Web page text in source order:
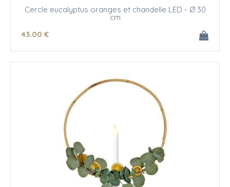
Cercle eucalyptus oranges et chandelle LED - Ø 30
cm
43.00 €